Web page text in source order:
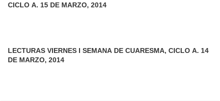
CICLO A. 15 DE MARZO, 2014
LECTURAS VIERNES I SEMANA DE CUARESMA, CICLO A. 14
DE MARZO, 2014